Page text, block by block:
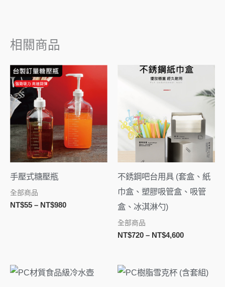
相關商品
手壓式糖壓瓶
全部商品
NT$55 – NT$980
格
圍：
NT$55
到
NT$980
不銹鋼吧台用具 (套盒、紙
巾盒、塑膠吸管盒、吸管
盒、冰淇淋勺)
全部商品
NT$720 – NT$4,600
價
圍：
到
NT$4,600
價
格
價
格